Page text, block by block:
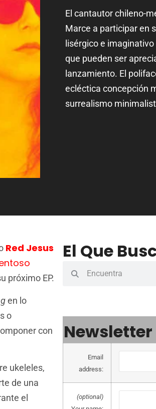
El cantautor chileno-
Marce a participar en
lisérgico e
que pueden ser
lanzamiento. El
ecléctica concepción
surrealismo
Red Jesus
próximo EP.
en lo
o
con
ukeleles,
de una
el
El Que
Newsletter
Email
address:
(optional)